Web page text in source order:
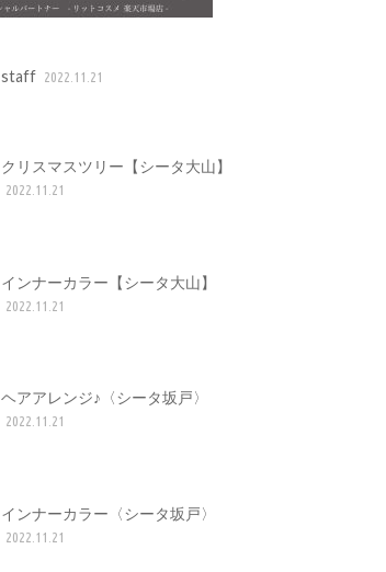
staff 2022.11.21
クリスマスツリー【シータ大山】
2022.11.21
インナーカラー【シータ大山】
2022.11.21
ヘアアレンジ♪〈シータ坂戸〉
2022.11.21
インナーカラー〈シータ坂戸〉
2022.11.21